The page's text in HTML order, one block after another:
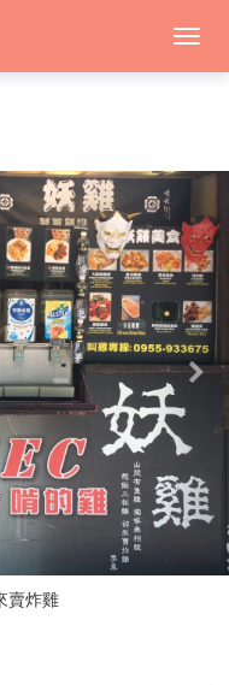
賣炸雞